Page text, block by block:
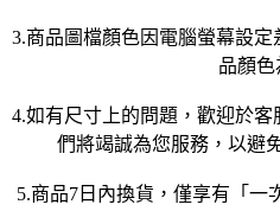
3.商品圖檔顏色因電腦螢幕設
品顏色
4.如有尺寸上的問題，歡迎於
們將竭誠為您服務，以避
5.商品7日內換貨，僅享有「一